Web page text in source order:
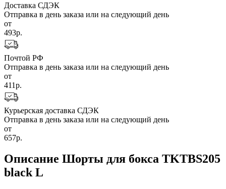
Доставка СДЭК
Отправка в день заказа или на следующий день
от
493р.
Почтой РФ
Отправка в день заказа или на следующий день
от
411р.
Курьерская доставка СДЭК
Отправка в день заказа или на следующий день
от
657р.
Описание Шорты для бокса TKTBS205
black L